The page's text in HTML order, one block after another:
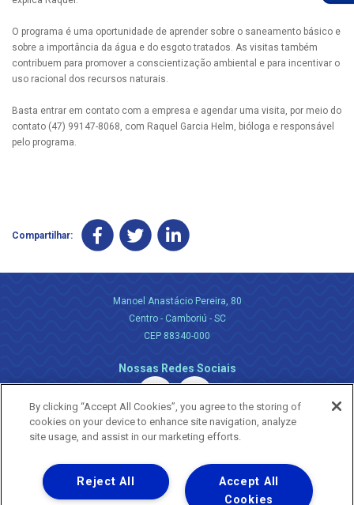
O programa é uma oportunidade de aprender sobre o saneamento básico e
sobre a importância da água e do esgoto tratados. As visitas também
contribuem para promover a conscientização ambiental e para incentivar o
uso racional dos recursos naturais.
Basta entrar em contato com a empresa e agendar uma visita, por meio do
contato (47) 99147-8068, com Raquel Garcia Helm, bióloga e responsável
pelo programa.
Compartilhar:
Manoel Anastácio Pereira, 80
Centro - Camboriú - SC
CEP 88340-000
Nossas Redes Sociais
Uma empresa
Copyright ® 2026 - Todos os Direitos Reservados.
By clicking “Accept All Cookies”, you agree to the storing of
cookies on your device to enhance site navigation, analyze
site usage, and assist in our marketing efforts.
Accept All
Cookies
Reject All